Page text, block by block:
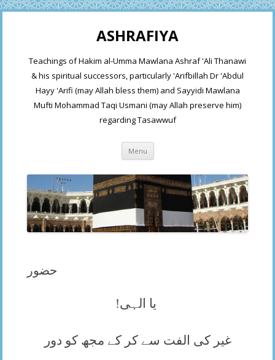
ASHRAFIYA
Teachings of Hakim al-Umma Mawlana Ashraf 'Ali Thanawi
& his spiritual successors, particularly 'Arifbillah Dr 'Abdul
Hayy 'Arifi (may Allah bless them) and Sayyidi Mawlana
Mufti Mohammad Taqi Usmani (may Allah preserve him)
regarding Tasawwuf
Menu Skip
content
حضور
یا الہی!
غیر کی الفت سے کر کے مجھ کو دور